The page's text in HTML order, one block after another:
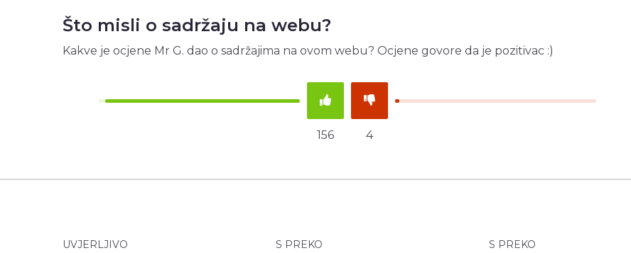
Što misli o sadržaju na webu?
Kakve je ocjene Mr G. dao o sadržajima na ovom webu? Ocjene govore da je pozitivac :)
156 4
UVJERLJIVO S PREKO S PREKO